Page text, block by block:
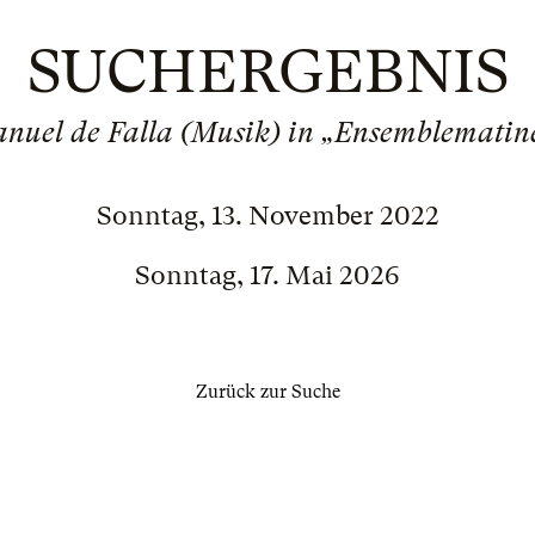
SUCHERGEBNIS
de Falla (Musik) in
Sonntag, 13. November 2022
Sonntag, 17. Mai 2026
Zurück zur Suche